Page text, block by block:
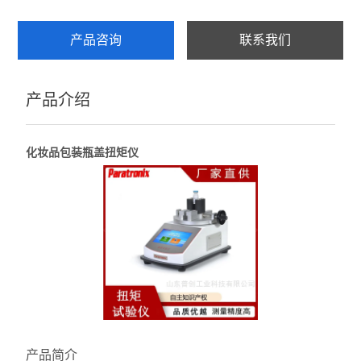
产品咨询 联系我们
产品介绍
化妆品包装瓶盖扭矩仪
产品简介